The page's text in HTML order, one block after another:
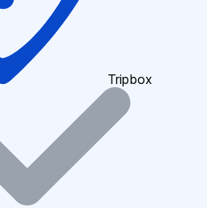
Tripbox